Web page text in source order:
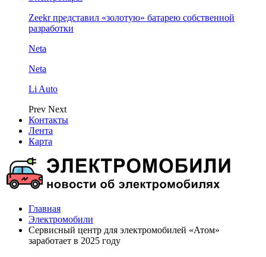
Zeekr представил «золотую» батарею собственной
разработки
Neta
Neta
Li Auto
Prev Next
Контакты
Лента
Карта
Главная
Электромобили
Сервисный центр для электромобилей «Атом»
заработает в 2025 году